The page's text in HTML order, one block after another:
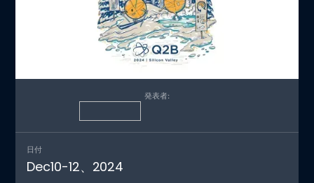
日付
Dec10-12、 2024
発表者: